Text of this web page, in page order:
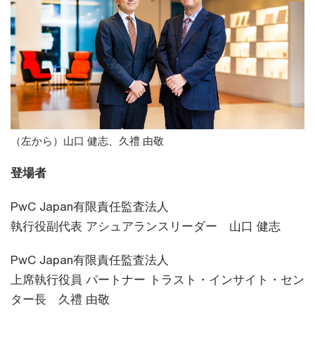
（左から）山口 健志、久禮 由敬
登場者
PwC Japan有限責任監査法人
執行役副代表 アシュアランスリーダー 山口 健志
PwC Japan有限責任監査法人
上席執行役員 パートナー トラスト・インサイト・セン
ター長 久禮 由敬